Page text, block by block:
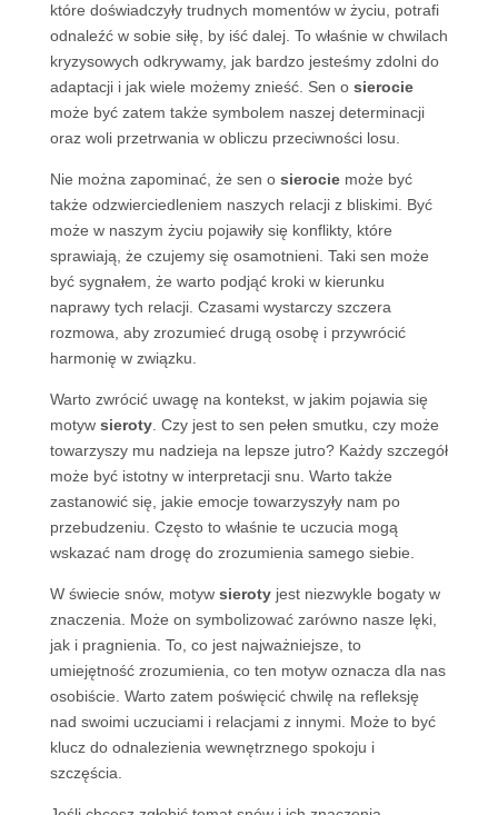
które doświadczyły trudnych momentów w życiu, potrafi
odnaleźć w sobie siłę, by iść dalej. To właśnie w chwilach
kryzysowych odkrywamy, jak bardzo jesteśmy zdolni do
adaptacji i jak wiele możemy znieść. Sen o sierocie
może być zatem także symbolem naszej determinacji
oraz woli przetrwania w obliczu przeciwności losu.
Nie można zapominać, że sen o sierociemoże być
także odzwierciedleniem naszych relacji z bliskimi. Być
może w naszym życiu pojawiły się konflikty, które
sprawiają, że czujemy się osamotnieni. Taki sen może
być sygnałem, że warto podjąć kroki w kierunku
naprawy tych relacji. Czasami wystarczy szczera
rozmowa, aby zrozumieć drugą osobę i przywrócić
harmonię w związku.
Warto zwrócić uwagę na kontekst, w jakim pojawia się
motyw sieroty. Czy jest to sen pełen smutku, czy może
towarzyszy mu nadzieja na lepsze jutro? Każdy szczegół
może być istotny w interpretacji snu. Warto także
zastanowić się, jakie emocje towarzyszyły nam po
przebudzeniu. Często to właśnie te uczucia mogą
wskazać nam drogę do zrozumienia samego siebie.
W świecie snów, motyw sierotyjest niezwykle bogaty w
znaczenia. Może on symbolizować zarówno nasze lęki,
jak i pragnienia. To, co jest najważniejsze, to
umiejętność zrozumienia, co ten motyw oznacza dla nas
osobiście. Warto zatem poświęcić chwilę na refleksję
nad swoimi uczuciami i relacjami z innymi. Może to być
klucz do odnalezienia wewnętrznego spokoju i
szczęścia.